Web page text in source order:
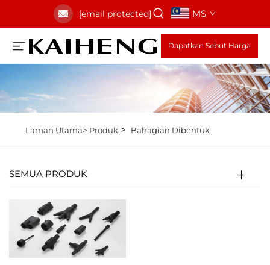
[email protected] MS
Dapatkan Sebut Harga
Laman Utama> Produk> Bahagian Dibentuk
SEMUA PRODUK